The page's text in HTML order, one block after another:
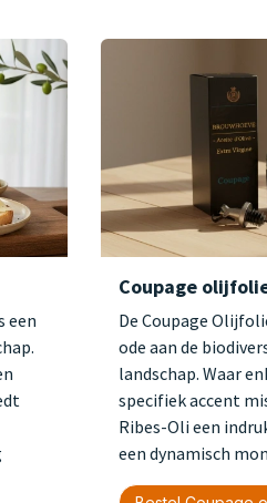
een
Coupage
De Coupage
ode aan de
landschap. Waar
specifiek accent
Ribes-Oli een
een dynamisch